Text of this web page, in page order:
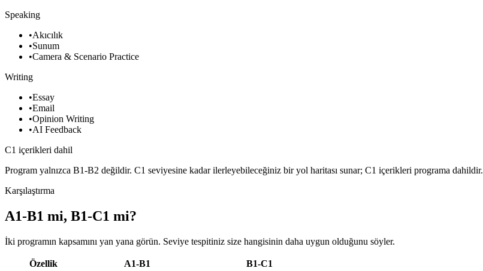
Speaking
•Akıcılık
•Sunum
•Camera & Scenario Practice
Writing
•Essay
•Email
•Opinion Writing
•AI Feedback
C1 içerikleri dahil
Program yalnızca B1-B2 değildir. C1 seviyesine kadar ilerleyebileceğiniz bir yol haritası sunar; C1 içerikleri programa dahildir.
Karşılaştırma
A1-B1 mi, B1-C1 mi?
İki programın kapsamını yan yana görün. Seviye tespitiniz size hangisinin daha uygun olduğunu söyler.
Özellik A1-B1
B1-C1